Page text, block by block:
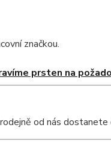
značkou.
prsten na
od nás